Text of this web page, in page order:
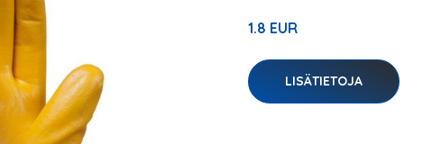
1.8 EUR
LISÄTIETOJA